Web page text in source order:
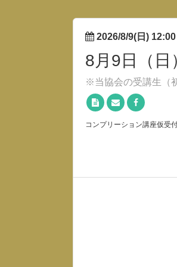
2026/8/9(日) 12:00
8月9日（
※当協会の受講生（
コンプリーション講座仮受付